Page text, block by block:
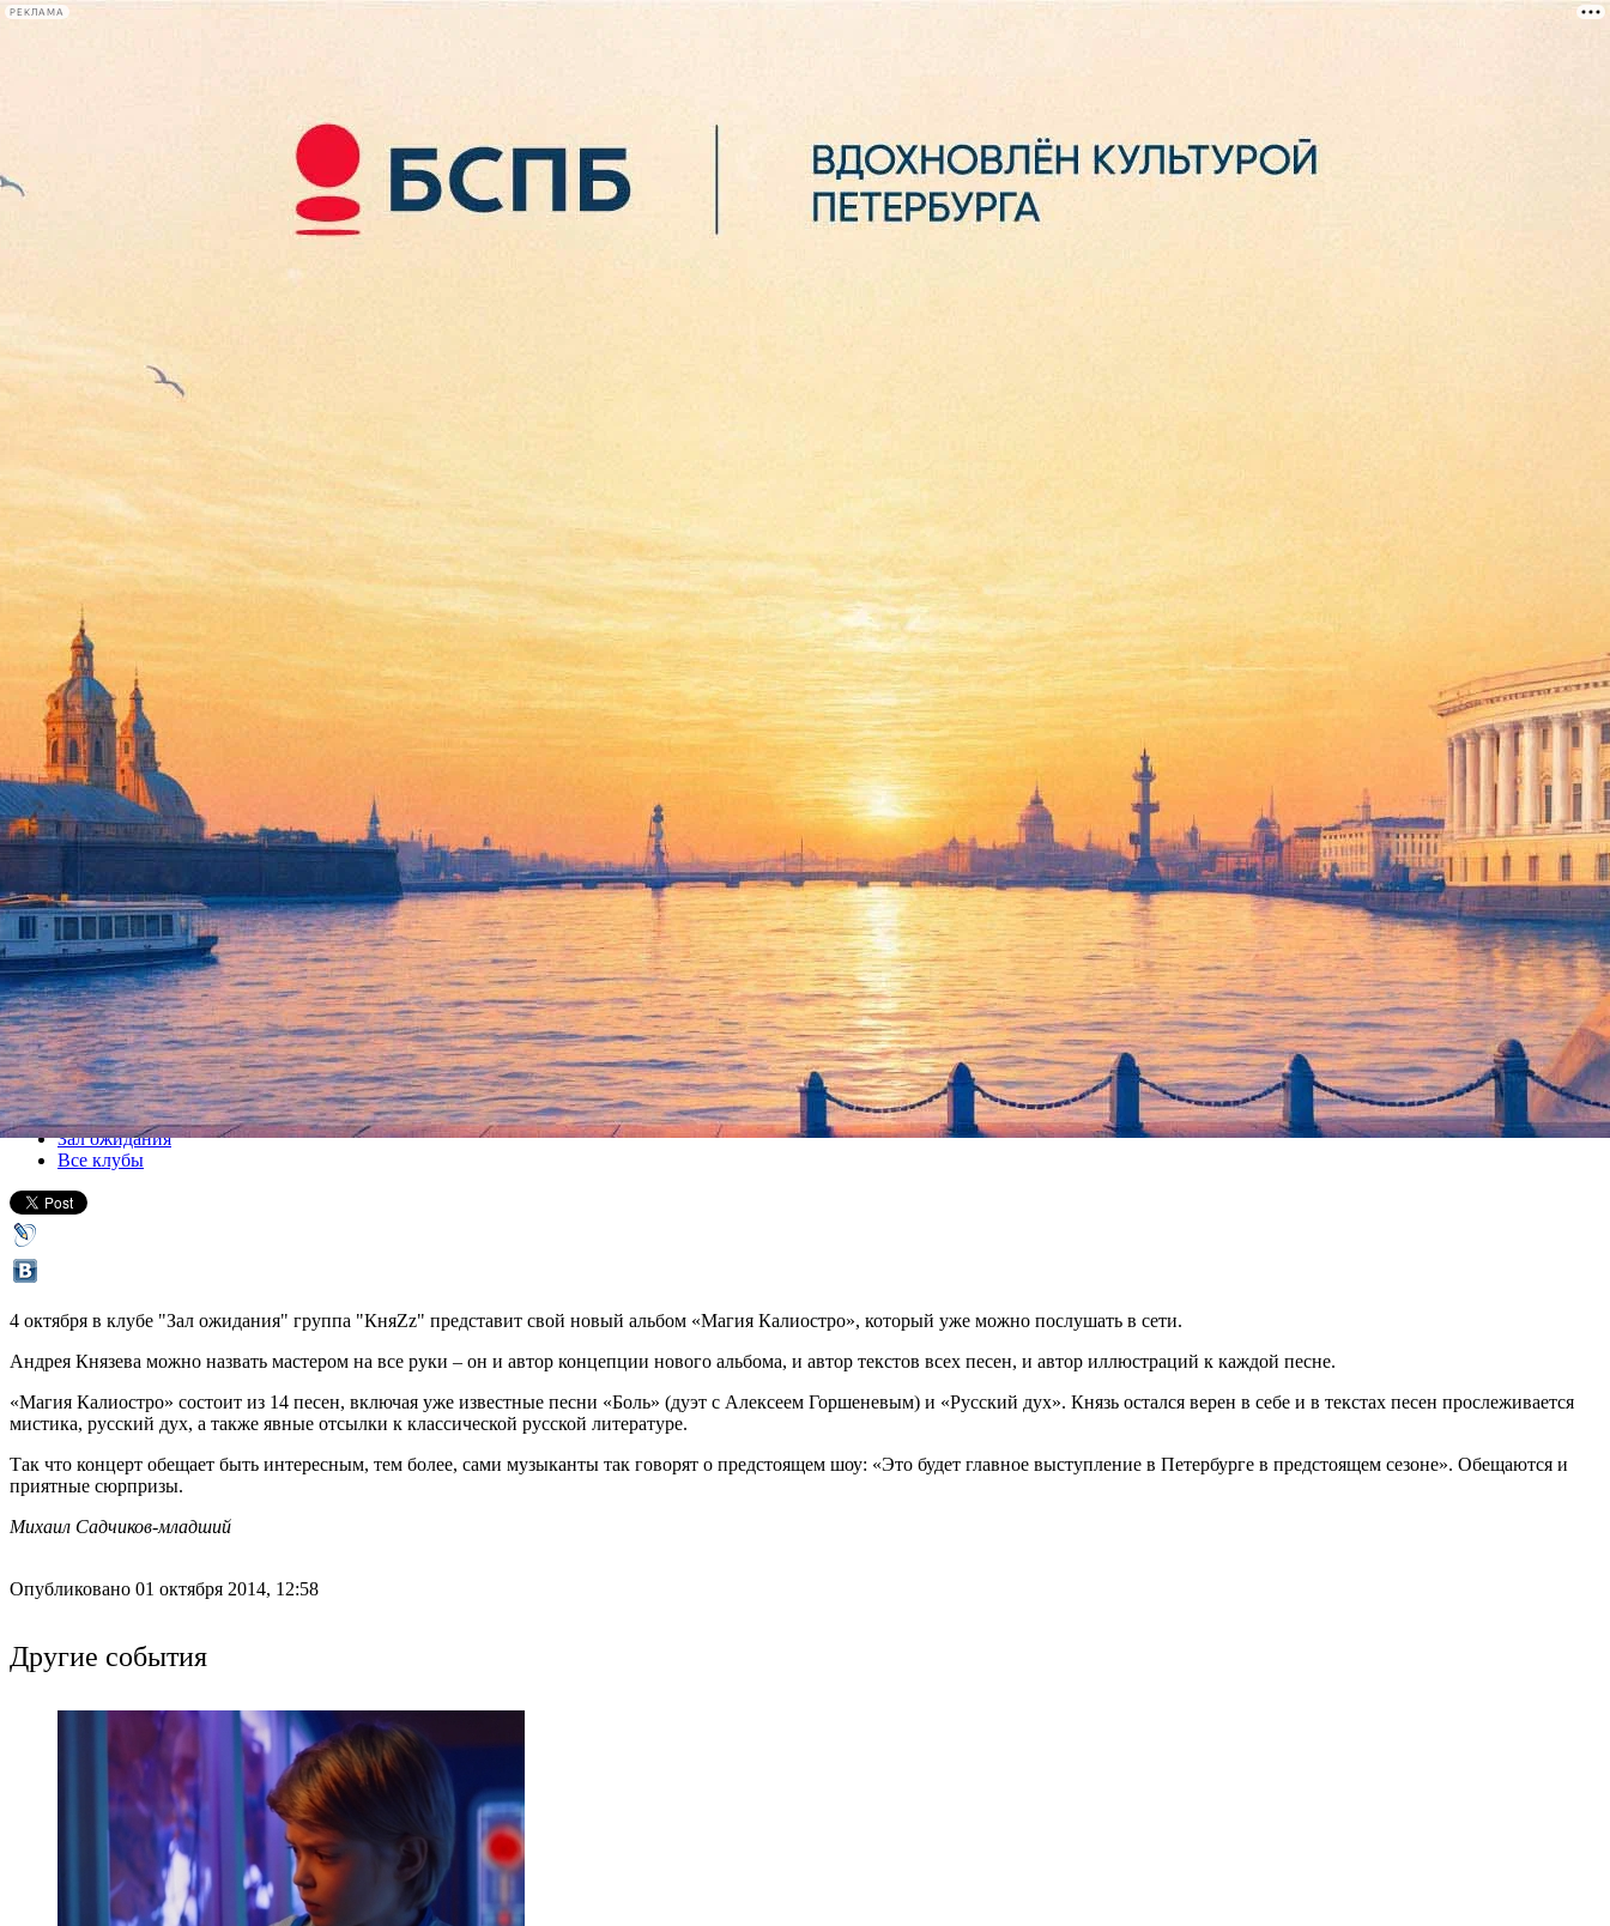
РЕКЛАМА
лекции
книги
Группа «КняZz» представит петербуржцам долгожданную «Магию Калиостро»
04 октября 2014, суббота
Версия для печати
Все концерты
Зал ожидания
Все клубы
4 октября в клубе "Зал ожидания" группа "КняZz" представит свой новый альбом «Магия Калиостро», который уже можно послушать в сети.
Андрея Князева можно назвать мастером на все руки – он и автор концепции нового альбома, и автор текстов всех песен, и автор иллюстраций к каждой песне.
«Магия Калиостро» состоит из 14 песен, включая уже известные песни «Боль» (дуэт с Алексеем Горшеневым) и «Русский дух». Князь остался верен в себе и в текстах песен прослеживается
мистика, русский дух, а также явные отсылки к классической русской литературе.
Так что концерт обещает быть интересным, тем более, сами музыканты так говорят о предстоящем шоу: «Это будет главное выступление в Петербурге в предстоящем сезоне». Обещаются и
приятные сюрпризы.
Михаил Садчиков-младший
Опубликовано 01 октября 2014, 12:58
Другие события